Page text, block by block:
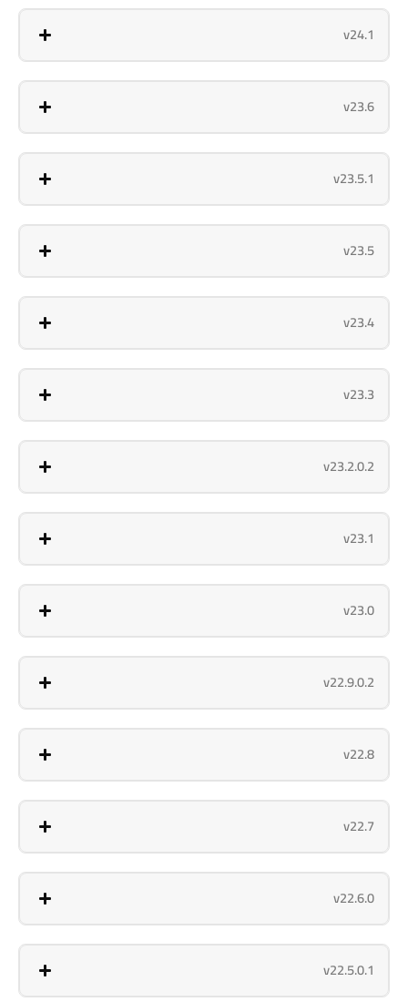
v24.1
v23.6
v23.5.1
v23.5
v23.4
v23.3
v23.2.0.2
v23.1
v23.0
v22.9.0.2
v22.8
v22.7
v22.6.0
v22.5.0.1